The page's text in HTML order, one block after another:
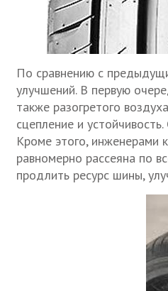
По сравнению с
улучшений. В первую
также разогретого
сцепление и
Кроме этого, инженерами
равномерно рассеяна по
продлить ресурс шины,